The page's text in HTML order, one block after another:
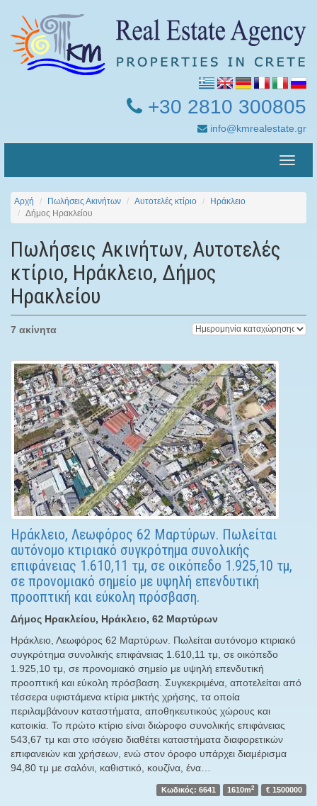
+30 2810 300805
info@kmrealestate.gr
Toggle
Αρχή Πωλήσεις Ακινήτων Αυτοτελές κτίριο
Ηράκλειο
Δήμος Ηρακλείου
Πωλήσεις Ακινήτων, Αυτοτελές
κτίριο, Ηράκλειο, Δήμος
Ηρακλείου
7 ακίνητα
Ηράκλειο, Λεωφόρος 62 Μαρτύρων. Πωλείται
αυτόνομο κτιριακό συγκρότημα συνολικής
επιφάνειας 1.610,11 τμ, σε οικόπεδο 1.925,10 τμ,
σε προνομιακό σημείο με υψηλή επενδυτική
προοπτική και εύκολη πρόσβαση.
Δήμος Ηρακλείου, Ηράκλειο, 62 Μαρτύρων
Ηράκλειο, Λεωφόρος 62 Μαρτύρων. Πωλείται αυτόνομο κτιριακό
συγκρότημα συνολικής επιφάνειας 1.610,11 τμ, σε οικόπεδο
1.925,10 τμ, σε προνομιακό σημείο με υψηλή επενδυτική
προοπτική και εύκολη πρόσβαση. Συγκεκριμένα, αποτελείται από
τέσσερα υφιστάμενα κτίρια μικτής χρήσης, τα οποία
περιλαμβάνουν καταστήματα, αποθηκευτικούς χώρους και
κατοικία. Το πρώτο κτίριο είναι διώροφο συνολικής επιφάνειας
543,67 τμ και στο ισόγειο διαθέτει καταστήματα διαφορετικών
επιφανειών και χρήσεων, ενώ στον όροφο υπάρχει διαμέρισμα
94,80 τμ με σαλόνι, καθιστικό, κουζίνα, ένα…
Κωδικός: 6641 1610m2 € 1500000